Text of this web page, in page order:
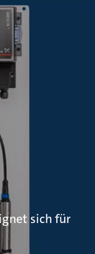
sich für